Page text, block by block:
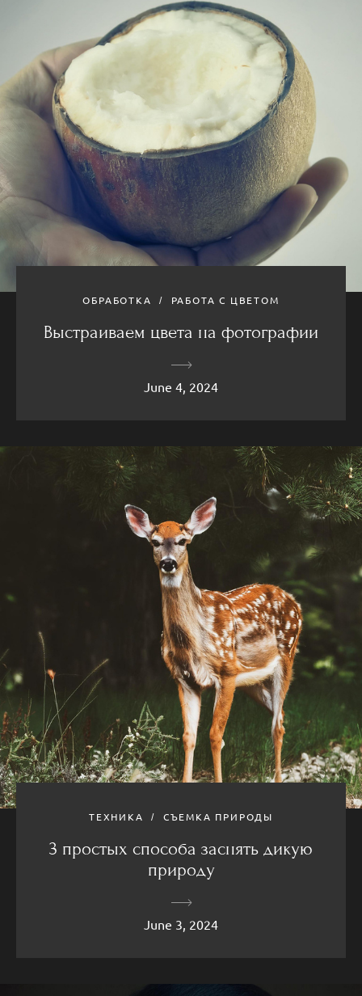
ОБРАБОТКА РАБОТА С ЦВЕТОМ
Выстраиваем цвета на фотографии
June 4, 2024
ТЕХНИКА СЪЕМКА ПРИРОДЫ
3 простых способа заснять дикую
природу
June 3, 2024